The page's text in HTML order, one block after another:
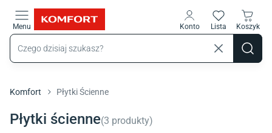
Menu Konto Lista Koszyk
Komfort Płytki Ścienne
Płytki ścienne(3 produkty)